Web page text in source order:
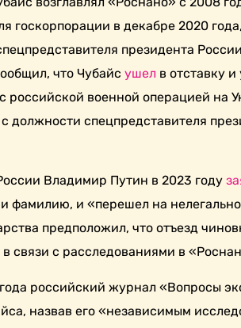
госкорпорации в декабре 2020
президента
что Чубайсушел в отставку
российской военной операцией на
должности спецпредставителя
Владимир Путин в 2023 году
фамилию, и «перешел на
предположил, что отъезд
связи с расследованиями в
российский журнал «Вопросы
назвав его «независимым